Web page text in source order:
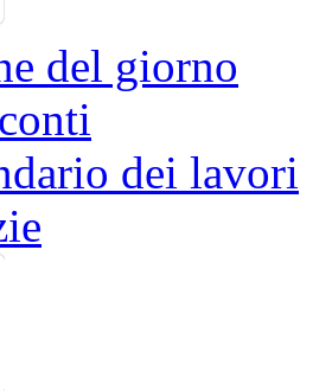
del giorno
dei lavori